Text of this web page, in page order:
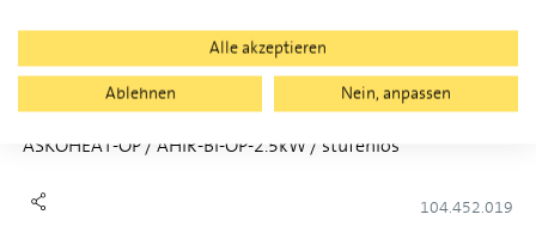
ASKOHEAT-OP / AHIR-BI-OP-2.5kW / stufenlos
104.452.019
Alle akzeptieren
Ablehnen
Nein, anpassen